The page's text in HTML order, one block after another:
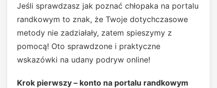
Jeśli sprawdzasz jak poznać chłopaka na portalu
randkowym to znak, że Twoje dotychczasowe
metody nie zadziałały, zatem spieszymy z
pomocą! Oto sprawdzone i praktyczne
wskazówki na udany podryw online!
Krok pierwszy – konto na portalu randkowym